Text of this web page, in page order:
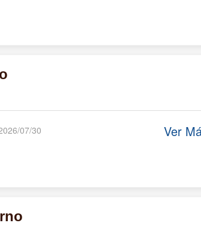
07/30 Ver